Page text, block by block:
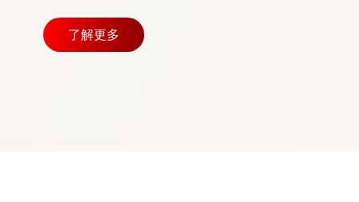
了解更多